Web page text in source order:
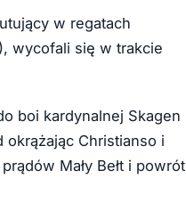
w regatach
wycofali się w trakcie
boi kardynalnej Skagen
okrążając Christianso i
Mały Bełt i powrót